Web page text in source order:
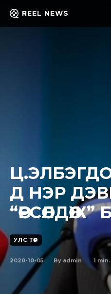
REEL NEWS
Д НЭР
УЛС ТӨР
2020-10-05 By admin 1